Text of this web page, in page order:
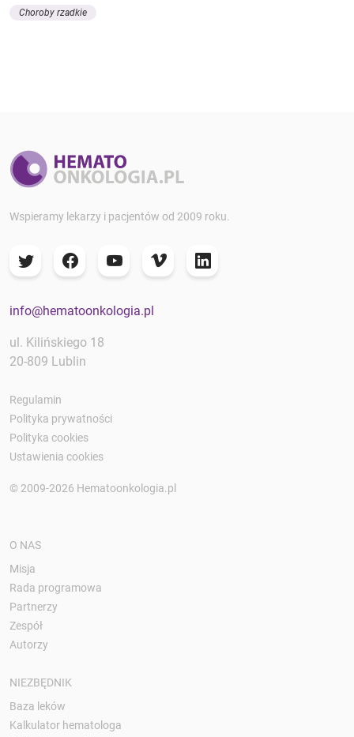
Choroby rzadkie
Wspieramy lekarzy i pacjentów od 2009 roku.
info@hematoonkologia.pl
ul. Kilińskiego 18
20-809 Lublin
Regulamin
Polityka prywatności
Polityka cookies
Ustawienia cookies
© 2009-2026 Hematoonkologia.pl
O NAS
Misja
Rada programowa
Partnerzy
Zespół
Autorzy
NIEZBĘDNIK
Baza leków
Kalkulator hematologa